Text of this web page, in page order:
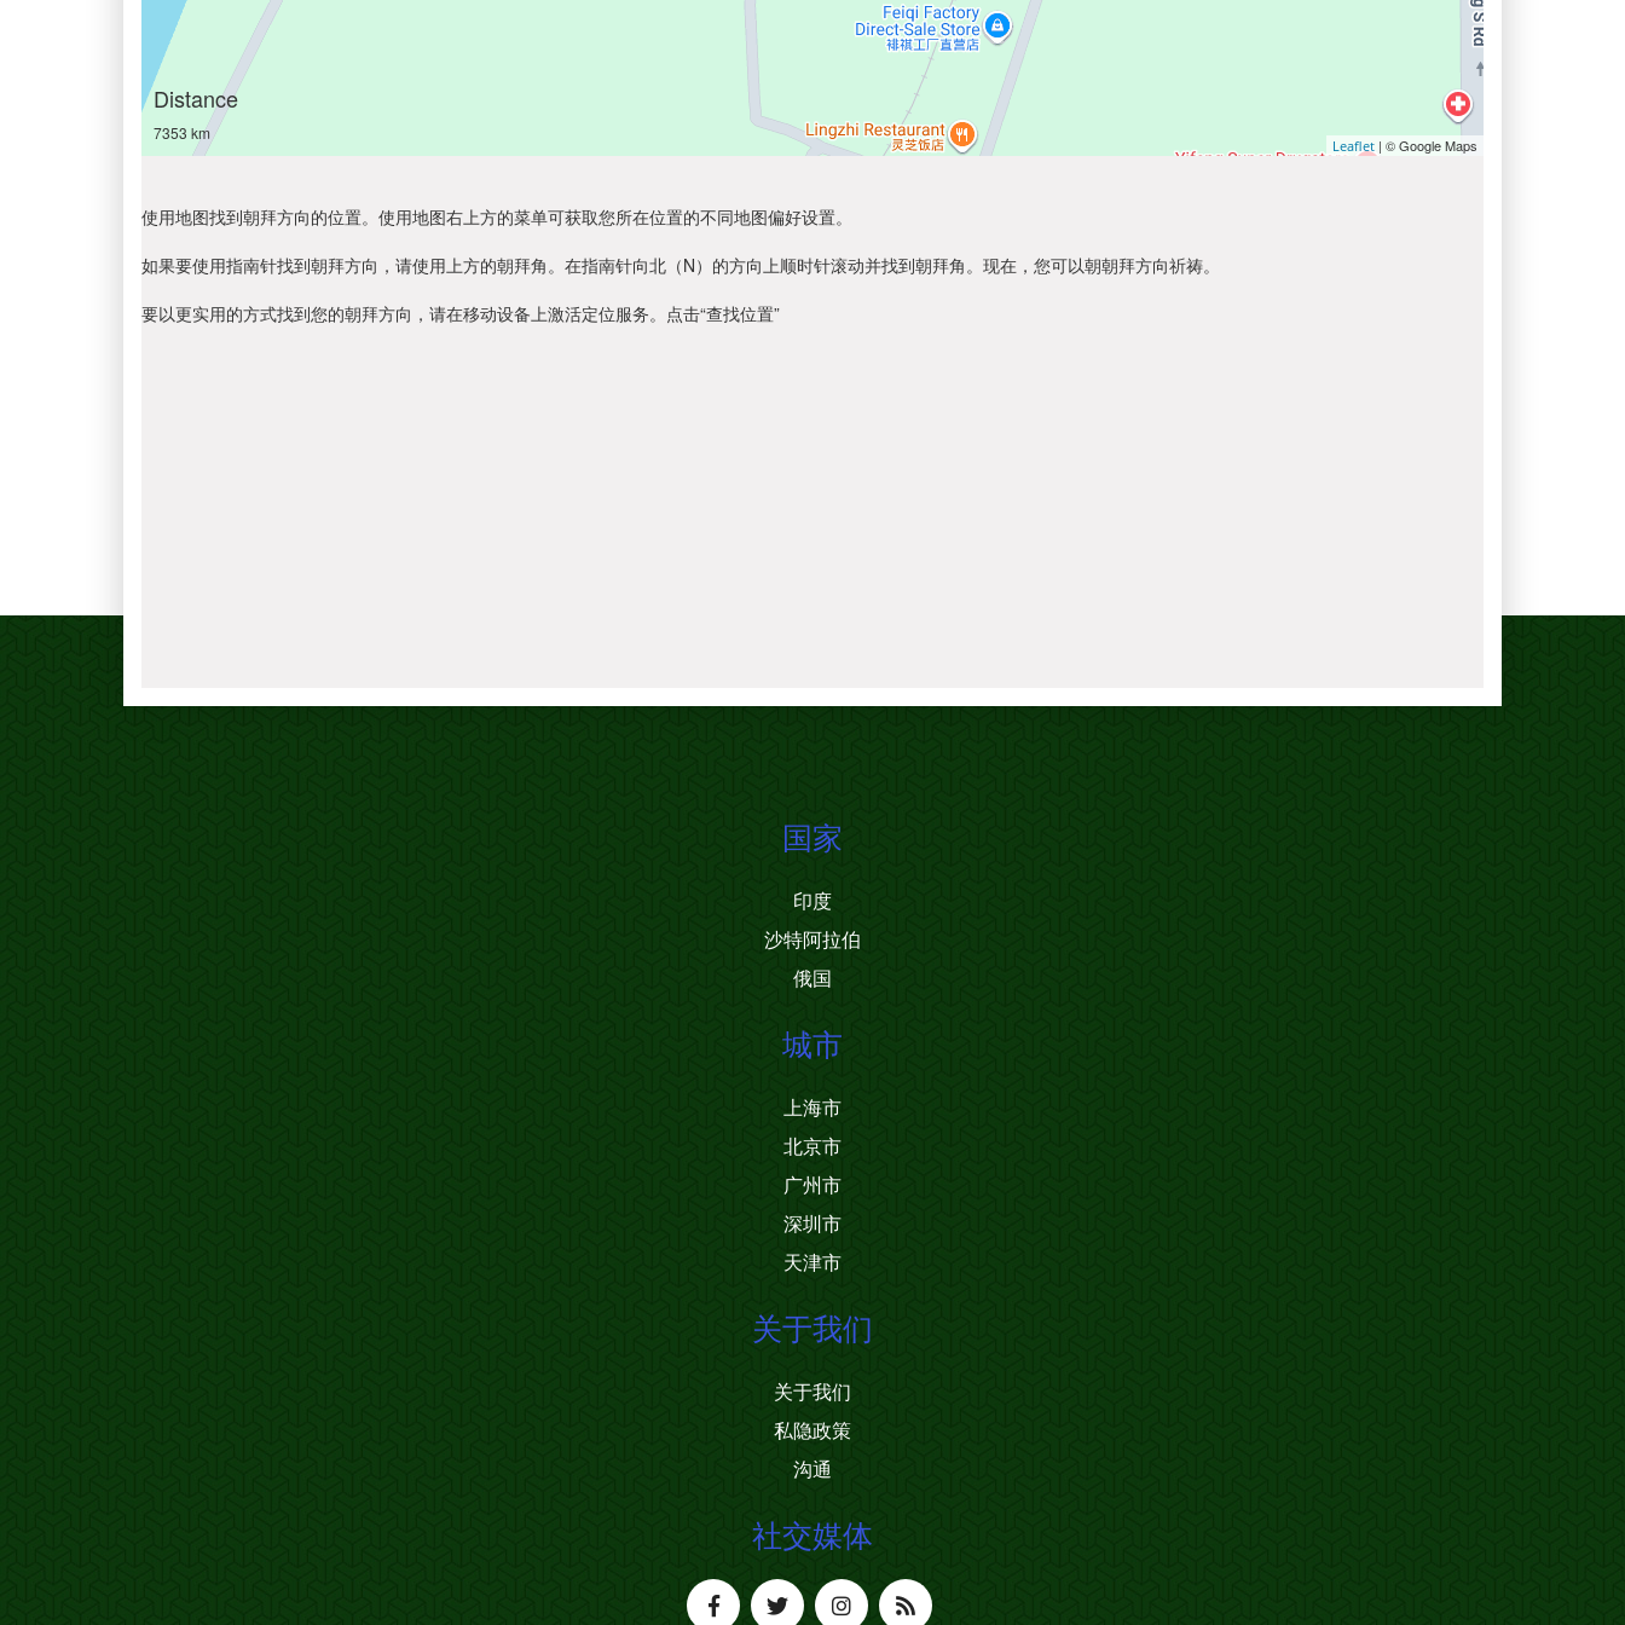
Distance
7353 km
Leaflet | © Google Maps
使用地图找到朝拜方向的位置。使用地图右上方的菜单可获取您所在位置的不同地图偏好设置。
如果要使用指南针找到朝拜方向，请使用上方的朝拜角。在指南针向北（N）的方向上顺时针滚动并找到朝拜角。现在，您可以朝朝拜方向祈祷。
要以更实用的方式找到您的朝拜方向，请在移动设备上激活定位服务。点击“查找位置”
国家
印度
沙特阿拉伯
俄国
城市
上海市
北京市
广州市
深圳市
天津市
关于我们
关于我们
私隐政策
沟通
社交媒体